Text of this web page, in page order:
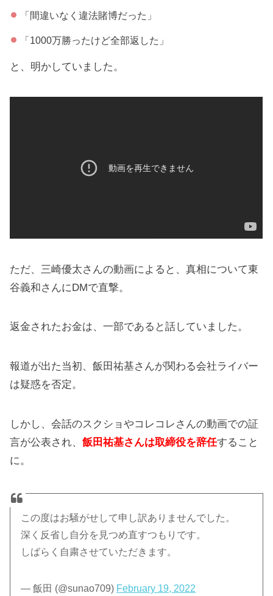
「間違いなく違法賭博だった」
「1000万勝ったけど全部返した」
と、明かしていました。
ただ、三崎優太さんの動画によると、真相について東
谷義和さんにDMで直撃。
返金されたお金は、一部であると話していました。
報道が出た当初、飯田祐基さんが関わる会社ライバー
は疑惑を否定。
しかし、会話のスクショやコレコレさんの動画での証
言が公表され、飯田祐基さんは取締役を辞任すること
に。
この度はお騒がせして申し訳ありませんでした。
深く反省し自分を見つめ直すつもりです。
しばらく自粛させていただきます。
— 飯田 (@sunao709) February 19, 2022